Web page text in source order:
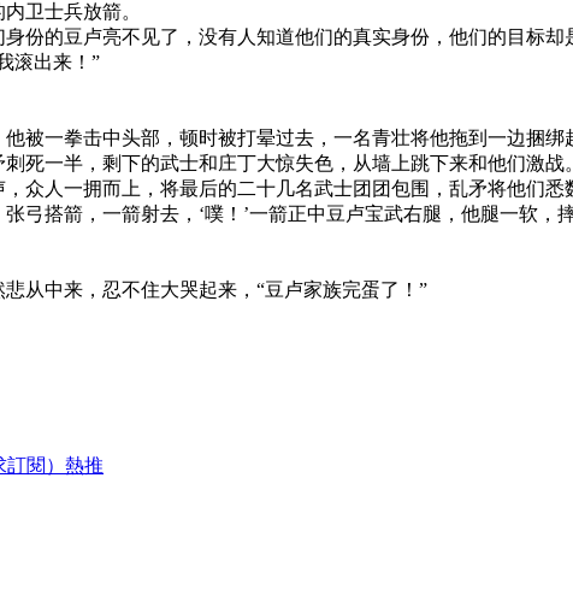
卫士兵放箭。
份的豆卢亮不见了，没有人知道他们的真实身份，他们的目标却
滚出来！”
被一拳击中头部，顿时被打晕过去，一名青壮将他拖到一边捆绑
死一半，剩下的武士和庄丁大惊失色，从墙上跳下来和他们激战。
众人一拥而上，将最后的二十几名武士团团包围，乱矛将他们悉
搭箭，一箭射去，‘噗！’一箭正中豆卢宝武右腿，他腿一软，
从中来，忍不住大哭起来，“豆卢家族完蛋了！”
訂閱）熱推